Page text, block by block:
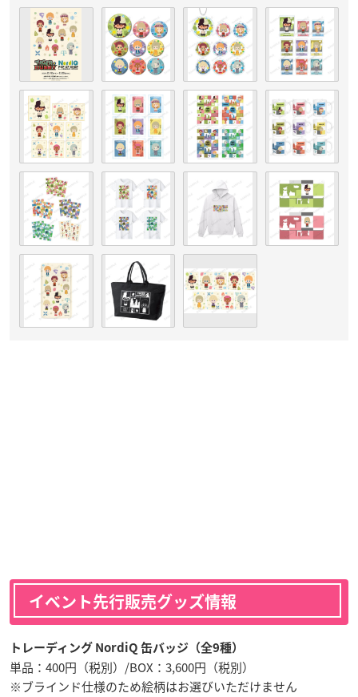
イベント先行販売グッズ情報
トレーディング NordiQ 缶バッジ（全9種）
単品：400円（税別）/BOX：3,600円（税別）
※ブラインド仕様のため絵柄はお選びいただけません